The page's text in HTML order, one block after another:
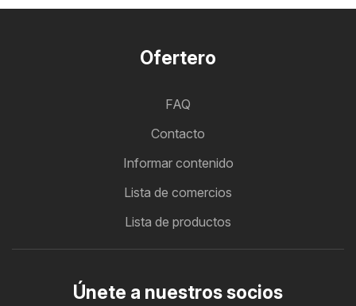
Ofertero
FAQ
Contacto
Informar contenido
Lista de comercios
Lista de productos
Únete a nuestros socios